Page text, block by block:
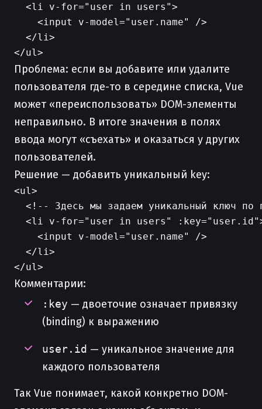
  <li v-for="user in users">
    <input v-model="user.name" />
  </li>
Проблема: если вы добавите или удалите
пользователя где-то в середине списка, Vue
может «переиспользовать» DOM-элементы
неправильно. В итоге значения в полях
ввода могут «съехать» и оказаться у других
пользователей.
Решение — добавить уникальный key:
<ul>
<!-- Здесь мы задаем уникальный ключ по
<li v-for="user in users"
    <input v-model="user.name" />
  </li>
Комментарии:
:key — двоеточие означает привязку
(binding) к выражению
user.id — уникальное значение для
каждого пользователя
Так Vue понимает, какой конкретно DOM-